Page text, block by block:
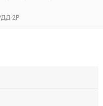
2Р